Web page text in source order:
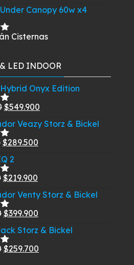
Canopy 60w x4
Cisternas
LED INDOOR
Onyx Edition
El
precio
original
era:
$585.000.
$549.900
precio
Veazy Storz & Bickel
El
precio
original
era:
$329.900.
$289.500
$289.500.
2
El
precio
original
era:
$269.900.
$219.900
precio
es:
$219.900.
Venty Storz & Bickel
El
precio
original
era:
$399.900
precio
es:
Storz & Bickel
El
$259.700